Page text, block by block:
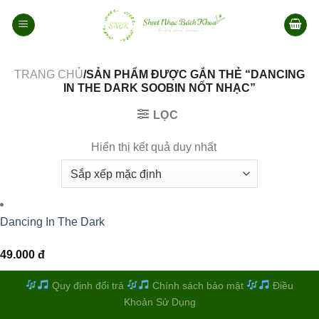
qua
TRANG CHỦ/SẢN PHẨM ĐƯỢC GẮN THẺ “DANCING
IN THE DARK SOOBIN NỐT NHẠC”
LỌC
Hiển thị kết quả duy nhất
Dancing In The Dark
49.000 đ
Quy định đổi trả Chính sách bảo mật
Điều
Khoản Sử Dụng